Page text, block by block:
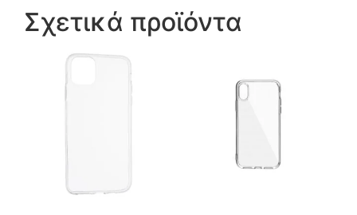
Σχετικά προϊόντα